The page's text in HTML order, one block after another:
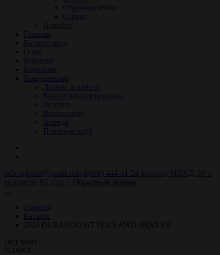
Cтудия оклейки
Сервис
Главная
Каталог авто
О нас
Новости
Контакты
Покупателям
Лизинг и trade in
Комиссионная продажа
Условия
Выкуп авто
Аренда
Премиум клуб
info.rtglobal@gmail.com 8(800) 444-41-24
Главная
Каталог
2026 DURANGO GT PLUS AWD HEMI V8
Под заказ
№14964